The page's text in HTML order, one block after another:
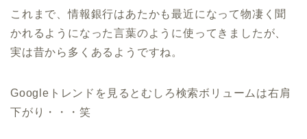
これまで、情報銀行はあたかも最近になって物凄く聞
かれるようになった言葉のように使ってきましたが、
実は昔から多くあるようですね。
Googleトレンドを見るとむしろ検索ボリュームは右肩
下がり・・・笑